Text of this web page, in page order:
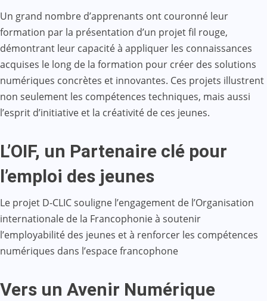
Un grand nombre d’apprenants ont couronné leur
formation par la présentation d’un projet fil rouge,
démontrant leur capacité à appliquer les connaissances
acquises le long de la formation pour créer des solutions
numériques concrètes et innovantes. Ces projets illustrent
non seulement les compétences techniques, mais aussi
l’esprit d’initiative et la créativité de ces jeunes.
L’OIF, un Partenaire clé pour
l’emploi des jeunes
Le projet D-CLIC souligne l’engagement de l’Organisation
internationale de la Francophonie à soutenir
l’employabilité des jeunes et à renforcer les compétences
numériques dans l’espace francophone
Vers un Avenir Numérique